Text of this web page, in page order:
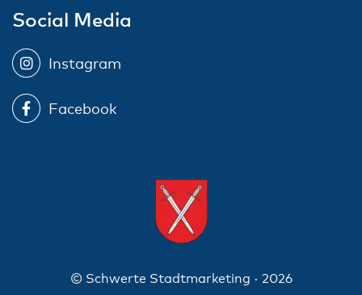
Social Media
Instagram
Facebook
© Schwerte Stadtmarketing · 2026